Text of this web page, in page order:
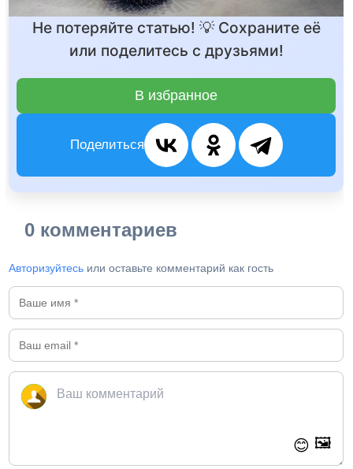
Не потеряйте статью! 💡 Сохраните её
или поделитесь с друзьями!
В избранное
Поделиться
0 комментариев
Авторизуйтесь или оставьте комментарий как гость
😊 🖼️